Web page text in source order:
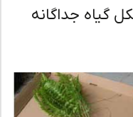
جداگانه